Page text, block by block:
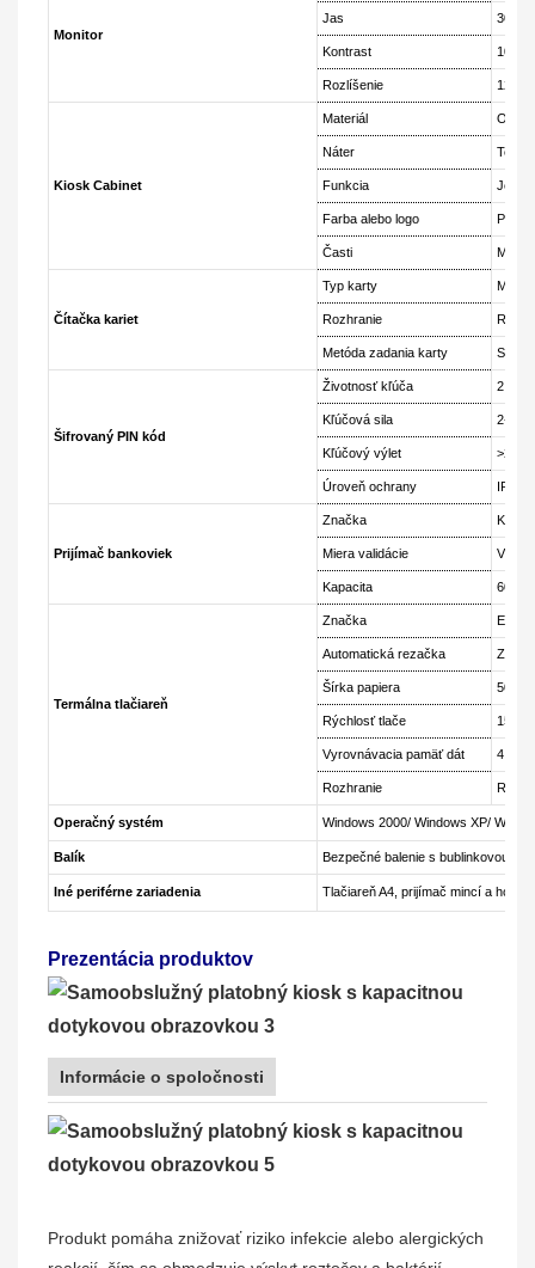
Monitor
Jas 300
Kontrast
Rozlíšenie
Kiosk Cabinet
Materiál Oceľ
Náter
Funkcia
Farba alebo logo
Časti
Čítačka kariet
Typ karty
Rozhranie
Metóda zadania karty
Šifrovaný PIN kód
Životnosť kľúča 2 000
Kľúčová sila 2-3N
Kľúčový výlet >2,5
Úroveň ochrany IP65
Prijímač bankoviek
Značka Kód
Miera validácie
Kapacita 600
Termálna tlačiareň
Značka
Automatická rezačka
Šírka papiera 50
Rýchlosť tlače 150
Vyrovnávacia pamäť dát 4 kB
Rozhranie
Operačný systém Windows 2000/ Windows XP/
Balík Bezpečné balenie s bublinkovou
Iné periférne zariadenia Tlačiareň A4, prijímač mincí a
Prezentácia produktov
Informácie o spoločnosti
Produkt pomáha znižovať riziko infekcie alebo alergických